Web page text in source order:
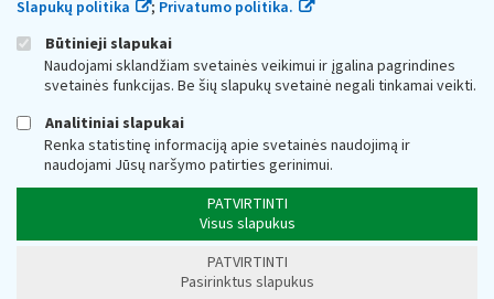
Slapukų politika
; Privatumo politika.
Būtinieji slapukai
Naudojami sklandžiam svetainės veikimui ir įgalina pagrindines
svetainės funkcijas. Be šių slapukų svetainė negali tinkamai veikti.
Analitiniai slapukai
Renka statistinę informaciją apie svetainės naudojimą ir
naudojami Jūsų naršymo patirties gerinimui.
PATVIRTINTI
Visus slapukus
PATVIRTINTI
Pasirinktus slapukus
Respublikos finansų ministerijos kaupiami ir saugomi Juridinių